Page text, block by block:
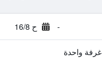
- ح 16/8